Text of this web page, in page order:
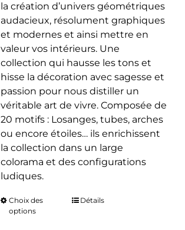
la création d’univers géométriques
audacieux, résolument graphiques
et modernes et ainsi mettre en
valeur vos intérieurs. Une
collection qui hausse les tons et
hisse la décoration avec sagesse et
passion pour nous distiller un
véritable art de vivre. Composée de
20 motifs : Losanges, tubes, arches
ou encore étoiles… ils enrichissent
la collection dans un large
colorama et des configurations
ludiques.
Choix des
options
CeDétails